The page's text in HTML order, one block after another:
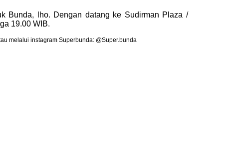
Bunda, lho. Dengan datang ke Sudirman Plaza /
19.00 WIB.
melalui instagram Superbunda: @Super.bunda